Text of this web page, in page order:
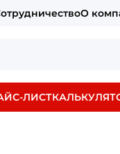
О
ЛИСТ